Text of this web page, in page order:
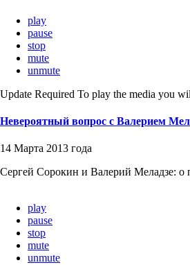
play
pause
stop
mute
unmute
Update Required To play the media you
Невероятный вопрос с Валерием
14 Марта 2013 года
Сергей Сорокин и Валерий Меладзе: о
play
pause
stop
mute
unmute